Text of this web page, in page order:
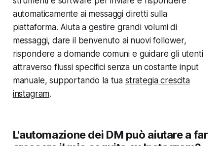
automaticamente ai messaggi diretti sulla
piattaforma. Aiuta a gestire grandi volumi di
messaggi, dare il benvenuto ai nuovi follower,
rispondere a domande comuni e guidare gli utenti
attraverso flussi specifici senza un costante input
manuale, supportando la tua strategia crescita
instagram.
L'automazione dei DM può aiutare a far